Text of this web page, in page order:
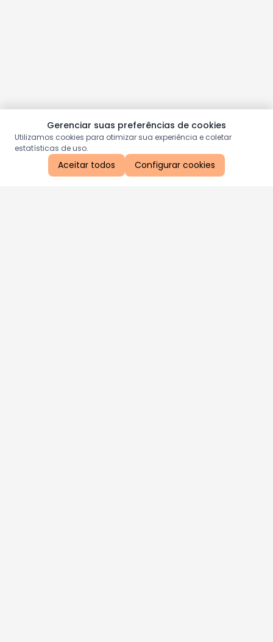
Gerenciar suas preferências de cookies
Utilizamos cookies para otimizar sua experiência e coletar
estatísticas de uso.
Aceitar todos Configurar cookies